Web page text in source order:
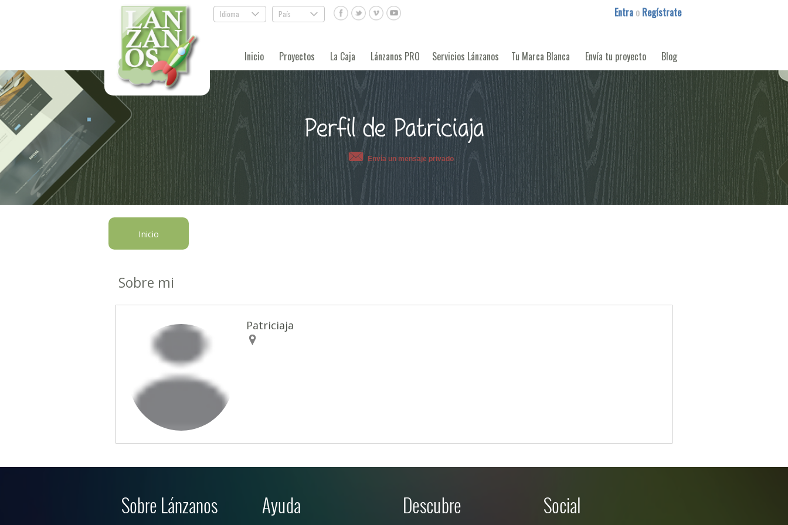
Idioma . País . Entra o Regístrate
Inicio Proyectos La Caja Lánzanos PRO Servicios Lánzanos Tu Marca Blanca Envía tu proyecto Blog
Perfil de Patriciaja
Envía un mensaje privado
Inicio
Sobre mi
Patriciaja
Sobre Lánzanos Ayuda Descubre Social